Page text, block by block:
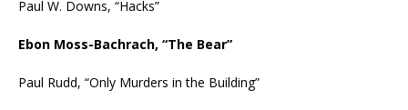
Paul W. Downs, “Hacks”
Ebon Moss-Bachrach, “The Bear”
Paul Rudd, “Only Murders in the Building”